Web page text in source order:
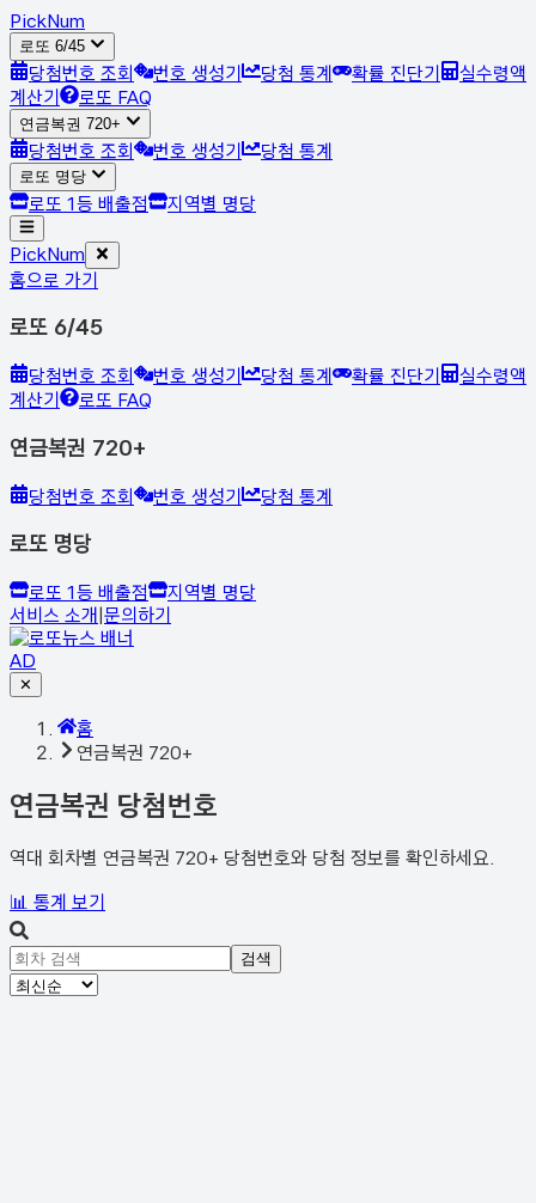
PickNum
로또 6/45
당첨번호 조회 번호 생성기 당첨 통계 확률 진단기
실수령액
계산기
로또 FAQ
연금복권 720+
당첨번호 조회 번호 생성기 당첨 통계
로또 명당
로또 1등 배출점 지역별 명당
PickNum
홈으로 가기
로또 6/45
당첨번호 조회 번호 생성기 당첨 통계 확률 진단기
실수령액
계산기
로또 FAQ
연금복권 720+
당첨번호 조회 번호 생성기 당첨 통계
로또 명당
로또 1등 배출점
지역별 명당
서비스 소개|문의하기
AD
✕
홈
연금복권 720+
연금복권 당첨번호
역대 회차별 연금복권 720+ 당첨번호와 당첨 정보를 확인하세요.
📊 통계 보기
검색